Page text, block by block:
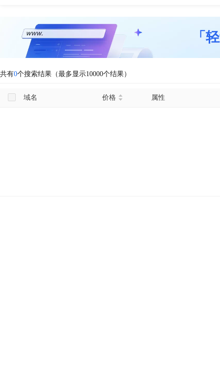
「
共有0个搜索结果（最多显示10000个结果）
域名 价格 属性